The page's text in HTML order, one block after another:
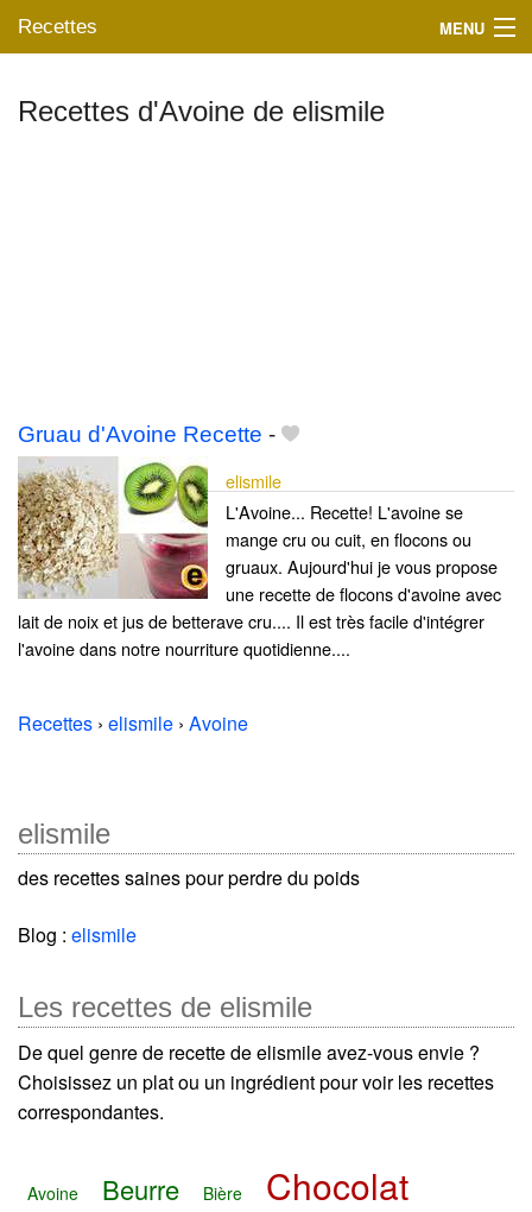
Recettes MENU
Recettes d'Avoine de elismile
Gruau d'Avoine Recette -
elismile
L'Avoine... Recette! L'avoine se
mange cru ou cuit, en flocons ou
gruaux. Aujourd'hui je vous propose
une recette de flocons d'avoine avec
lait de noix et jus de betterave cru.... Il est très facile d'intégrer
l'avoine dans notre nourriture quotidienne....
Recettes › elismile › Avoine
elismile
des recettes saines pour perdre du poids
Blog : elismile
Les recettes de elismile
De quel genre de recette de elismile avez-vous envie ?
Choisissez un plat ou un ingrédient pour voir les recettes
correspondantes.
Avoine Beurre Bière Chocolat